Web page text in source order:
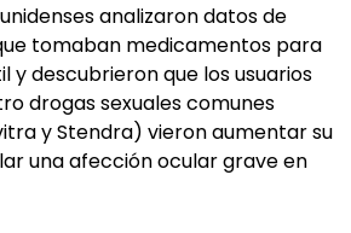
analizaron datos de
tomaban medicamentos para
y descubrieron que los usuarios
drogas sexuales comunes
y Stendra) vieron aumentar su
una afección ocular grave en